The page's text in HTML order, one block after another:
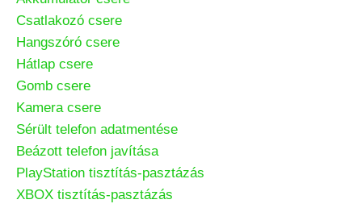
Csatlakozó csere
Hangszóró csere
Hátlap csere
Gomb csere
Kamera csere
Sérült telefon adatmentése
Beázott telefon javítása
PlayStation tisztítás-pasztázás
XBOX tisztítás-pasztázás